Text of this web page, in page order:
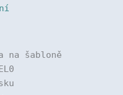
na šabloně